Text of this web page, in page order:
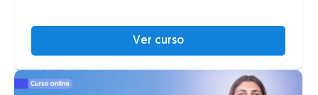
Ver curso